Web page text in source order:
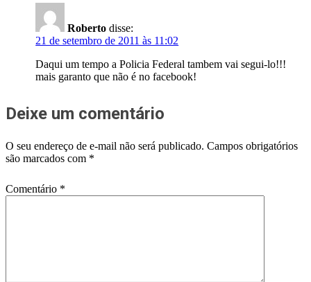
Roberto disse:
21 de setembro de 2011 às 11:02
Daqui um tempo a Policia Federal tambem vai segui-lo!!!
mais garanto que não é no facebook!
Deixe um comentário
O seu endereço de e-mail não será publicado. Campos obrigatórios
são marcados com *
Comentário *